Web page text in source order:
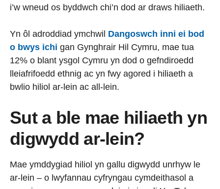
i’w wneud os byddwch chi’n dod ar draws hiliaeth.
Yn ôl adroddiad ymchwil Dangoswch inni ei bod
o bwys ichi gan Gynghrair Hil Cymru, mae tua
12% o blant ysgol Cymru yn dod o gefndiroedd
lleiafrifoedd ethnig ac yn fwy agored i hiliaeth a
bwlio hiliol ar-lein ac all-lein.
Sut a ble mae hiliaeth yn
digwydd ar-lein?
Mae ymddygiad hiliol yn gallu digwydd unrhyw le
ar-lein – o lwyfannau cyfryngau cymdeithasol a